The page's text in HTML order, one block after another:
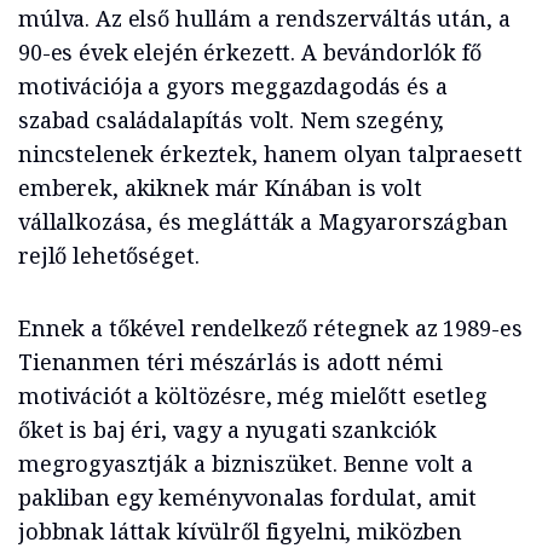
múlva. Az első hullám a rendszerváltás után, a
90-es évek elején érkezett. A bevándorlók fő
motivációja a gyors meggazdagodás és a
szabad családalapítás volt. Nem szegény,
nincstelenek érkeztek, hanem olyan talpraesett
emberek, akiknek már Kínában is volt
vállalkozása, és meglátták a Magyarországban
rejlő lehetőséget.
Ennek a tőkével rendelkező rétegnek az 1989-es
Tienanmen téri mészárlás is adott némi
motivációt a költözésre, még mielőtt esetleg
őket is baj éri, vagy a nyugati szankciók
megrogyasztják a bizniszüket. Benne volt a
pakliban egy keményvonalas fordulat, amit
jobbnak láttak kívülről figyelni, miközben